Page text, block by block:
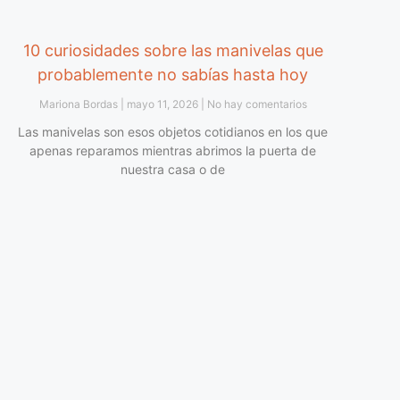
10 curiosidades sobre las manivelas que
probablemente no sabías hasta hoy
Mariona Bordas mayo 11, 2026 No hay comentarios
Las manivelas son esos objetos cotidianos en los que
apenas reparamos mientras abrimos la puerta de
nuestra casa o de